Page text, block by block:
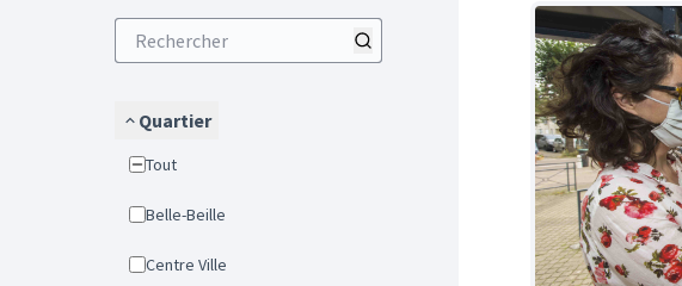
Quartier
Tout
Belle-Beille
Centre Ville